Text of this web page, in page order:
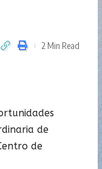
2 Min Read
de
de